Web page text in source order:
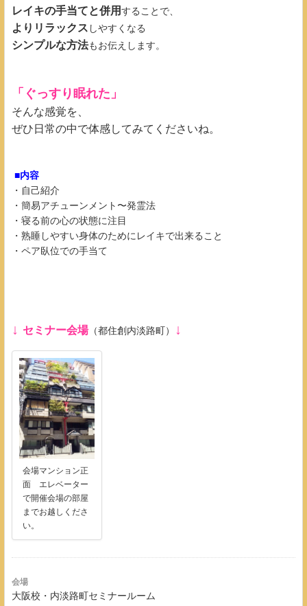
レイキの手当てと併用することで、
よりリラックス しやすくなる
シンプルな方法もお伝えします。
「ぐっすり眠れた」
そんな感覚を、
ぜひ日常の中で体感してみてくださいね。
■内容
・自己紹介
・簡易アチューンメント〜発霊法
・寝る前の心の状態に注目
・熟睡しやすい身体のためにレイキで出来ること
・ペア臥位での手当て
↓ セミナー会場（都住創内淡路町） ↓
会場マンション正
面 エレベーター
で開催会場の部屋
までお越しくださ
い。
会場
大阪校・内淡路町セミナールーム